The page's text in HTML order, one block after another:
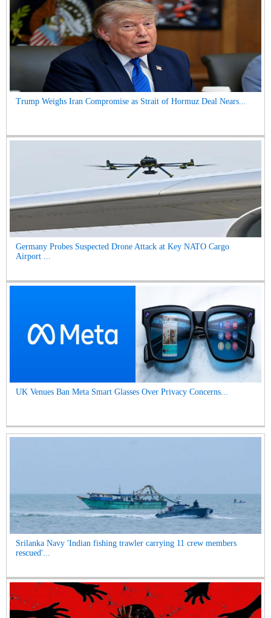
Trump Weighs Iran Compromise as Strait of Hormuz Deal Nears...
Germany Probes Suspected Drone Attack at Key NATO Cargo
Airport ...
UK Venues Ban Meta Smart Glasses Over Privacy Concerns...
Srilanka Navy 'Indian fishing trawler carrying 11 crew members
rescued'...